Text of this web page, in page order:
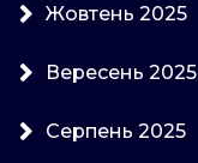
Жовтень 2025
Вересень 2025
Серпень 2025